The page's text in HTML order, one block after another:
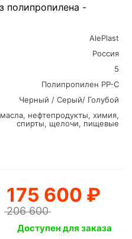
полипропилена -
AlePlast
Россия
5
Полипропилен PP-C
Черный / Серый/ Голубой
нефтепродукты, химия,
спирты, щелочи, пищевые
175 600 ₽
206 600
Доступен для заказа